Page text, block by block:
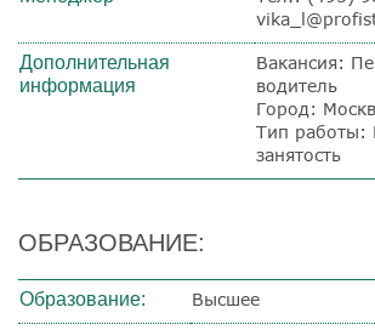
Дополнительная
информация
Вакансия:
водитель
Город:
Тип работы:
занятость
ОБРАЗОВАНИЕ:
Образование: Высшее